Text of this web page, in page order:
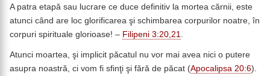
A patra etapă sau lucrare ce duce definitiv la mortea cărnii, este
atunci când are loc glorificarea şi schimbarea corpurilor noatre, în
corpuri spirituale glorioase! – Filipeni 3:20,21
Atunci moartea, şi implicit păcatul nu vor mai avea nici o putere
asupra noastră, ci vom fi sfinţi şi fără de păcat (Apocalipsa 20:6).